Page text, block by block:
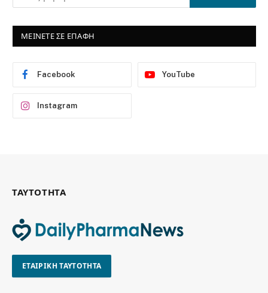
ΜΕΙΝΕΤΕ ΣΕ ΕΠΑΦΗ
Facebook YouTube
Instagram
ΤΑΥΤΟΤΗΤΑ
ΕΤΑΙΡΙΚΗ ΤΑΥΤΟΤΗΤΑ